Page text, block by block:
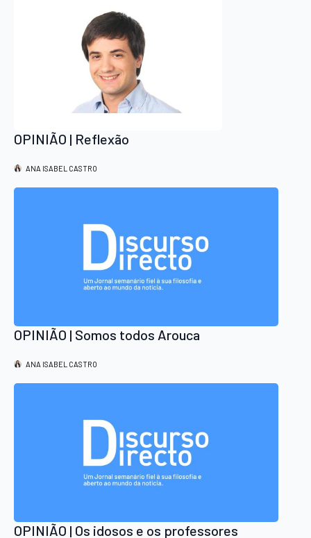
OPINIÃO | Reflexão
ANA ISABEL CASTRO
OPINIÃO | Somos todos Arouca
ANA ISABEL CASTRO
OPINIÃO | Os idosos e os professores